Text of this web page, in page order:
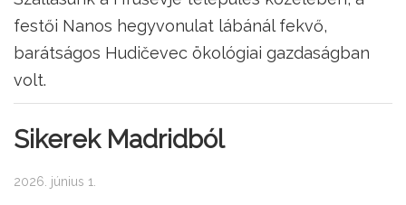
festői Nanos hegyvonulat lábánál fekvő,
barátságos Hudičevec ökológiai gazdaságban
volt.
Sikerek Madridból
2026. június 1.